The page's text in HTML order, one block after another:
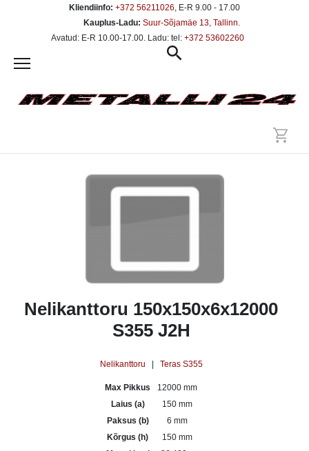
Kliendiinfo: +372 56211026, E-R 9.00 - 17.00
Kauplus-Ladu: Suur-Sõjamäe 13, Tallinn.
Avatud: E-R 10.00-17.00. Ladu: tel: +372 53602260
Nelikanttoru 150x150x6x12000
S355 J2H
Nelikanttoru Teras S355
Max Pikkus
12000 mm
Laius (a)
150 mm
Paksus (b)
6 mm
Kõrgus (h)
150 mm